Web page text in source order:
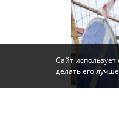
Сайт
делать его